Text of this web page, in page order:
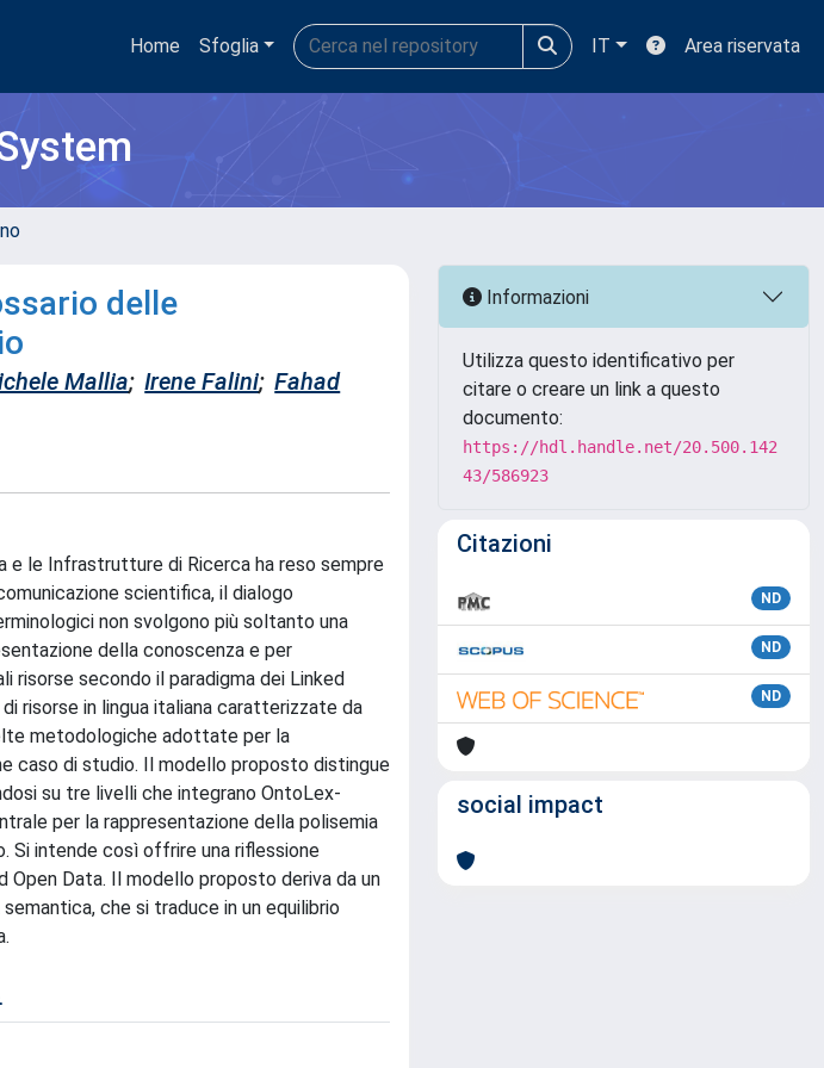
Home Sfoglia IT Area riservata
delle
Mallia; Irene Falini; Fahad
e le Infrastrutture di Ricerca ha reso sempre
scientifica, il dialogo
non svolgono più soltanto una
della conoscenza e per
risorse secondo il paradigma dei Linked
risorse in lingua italiana caratterizzate da
metodologiche adottate per la
caso di studio. Il modello proposto distingue
su tre livelli che integrano OntoLex-
per la rappresentazione della polisemia
Si intende così offrire una riflessione
Data. Il modello proposto deriva da un
che si traduce in un equilibrio
Informazioni
Utilizza questo identificativo per
citare o creare un link a questo
documento:
https://hdl.handle.net/20.500.142
43/586923
Citazioni
ND
ND
ND
social impact